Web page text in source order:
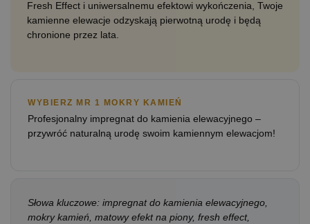
Fresh Effect i uniwersalnemu efektowi wykończenia, Twoje
kamienne elewacje odzyskają pierwotną urodę i będą
chronione przez lata.
WYBIERZ MR 1 MOKRY KAMIEŃ
Profesjonalny impregnat do kamienia elewacyjnego –
przywróć naturalną urodę swoim kamiennym elewacjom!
Słowa kluczowe: impregnat do kamienia elewacyjnego,
mokry kamień, matowy efekt na piony, fresh effect,